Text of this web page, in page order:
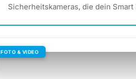
Sicherheitskameras, die dein
FOTO & VIDEO